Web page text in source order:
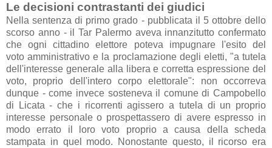
Le decisioni contrastanti dei giudici
Nella sentenza di primo grado - pubblicata il 5 ottobre dello
scorso anno - il Tar Palermo aveva innanzitutto confermato
che ogni cittadino elettore poteva impugnare l'esito del
voto amministrativo e la proclamazione degli eletti, "a tutela
dell'interesse generale alla libera e corretta espressione del
voto, proprio dell'intero corpo elettorale": non occorreva
dunque - come invece sosteneva il comune di Campobello
di Licata - che i ricorrenti agissero a tutela di un proprio
interesse personale o prospettassero di avere espresso in
modo errato il loro voto proprio a causa della scheda
stampata in quel modo. Nonostante questo, il ricorso era